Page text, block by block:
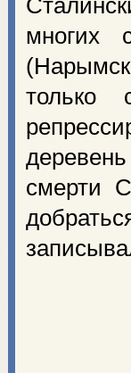
многих
только
смерти